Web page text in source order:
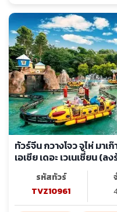
ทัวร์จีน กวางโจว จูไห่ มา
เอเชีย เดอะ เวเนเชี่ยน (ล
รหัสทัวร์
TVZ10961